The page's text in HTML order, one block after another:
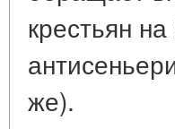
крестьян
же).